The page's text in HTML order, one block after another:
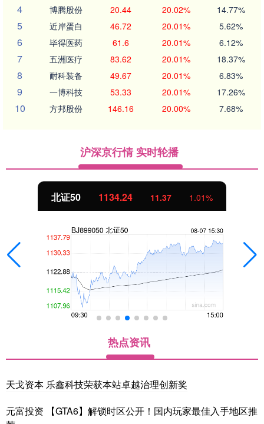
4 博腾股份 20.44 20.02% 14.77%
5 近岸蛋白 46.72 20.01% 5.62%
6 毕得医药 61.6 20.01% 6.12%
7 五洲医疗 83.62 20.01% 18.37%
8 耐科装备 49.67 20.01% 6.83%
9 一博科技 53.33 20.01% 17.26%
10 方邦股份 146.16 20.00% 7.68%
沪深京行情 实时轮播
北证50 1134.24 11.37 1.01%
热点资讯
天戈资本 乐鑫科技荣获本站卓越治理创新奖
元富投资 【GTA6】解锁时区公开！国内玩家最佳入手地区推